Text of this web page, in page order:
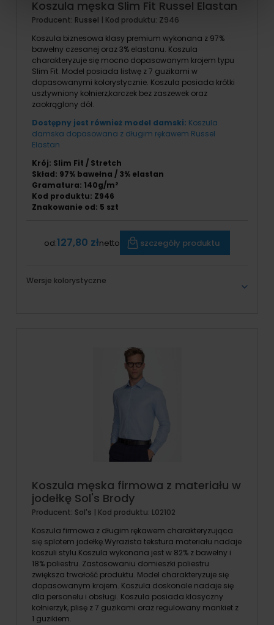
Koszula męska Slim Fit Russel Elastan
Producent: Russel | Kod produktu: Z946
Koszula biznesowa klasy premium wykonana z 97%
bawełny czesanej oraz 3% elastanu. Koszula
charakteryzuje się mocno dopasowanym krojem typu
Slim Fit. Model posiada listwę z 7 guzikami w
dopasowanymi kolorystycznie. Koszula posiada krótki
usztywniony kołnierz,karczek bez zaszewek oraz
zaokrąglony dół.
Dostępny jest również model damski: Koszula
damska dopasowana z długim rękawem Russel
Elastan
Krój: Slim Fit / Stretch
Skład: 97% bawełna / 3% elastan
Gramatura: 140g/m²
Kod produktu: Z946
Znakowanie od: 5 szt
od:127,80 złnetto szczegóły produktu
Wersje kolorystyczne
Koszula męska firmowa z materiału w
jodełkę Sol's Brody
Producent: Sol's | Kod produktu: L02102
Koszula firmowa z długim rękawem charakteryzująca
się splotem jodełkę.Wyrazista tekstura materiału nadaje
koszuli stylu.Koszula wykonana jest w 82% z bawełny i
18% poliestru. Zastosowaniu domieszki poliestru
zwiększa trwałość produktu. Model charakteryzuje się
dopasowanym krojem. Koszula doskonale nadaje się
dla personelu i obsługi. Koszula posiada klasyczny
kołnierzyk, plisę z 7 guzikami oraz regulowany mankiet z
1 guzikiem.